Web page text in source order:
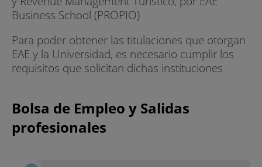
Son necesarias para avanzar en los diferentes
niveles laborales. Las habilidades directivas
permitirán al alumno afrontar momentos
decisivos en su carrera. En los puestos
directivos es necesario saber gestionar:
personas, equipos, emociones, conflictos,
Desde el punto de vista personal el alumno
debe aprender crear su propia marca personal,
Business School (PROPIO)
Para poder obtener las titulaciones que otorgan
EAE y la Universidad, es necesario cumplir los
requisitos que solicitan dichas instituciones
Bolsa de Empleo y Salidas
profesionales